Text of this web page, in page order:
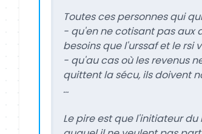
Toutes ces personnes qui
- qu'en ne cotisant pas aux
besoins que l'urssaf et le rsi
- qu'au cas où les revenus
quittent la sécu, ils doivent
...
Le pire est que l'initiateur